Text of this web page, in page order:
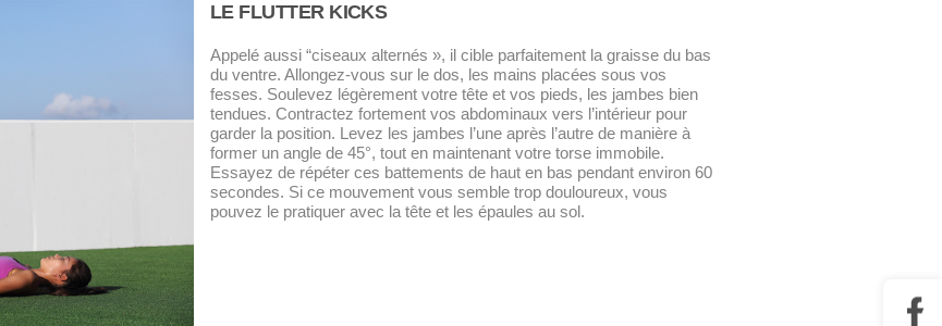
LE FLUTTER KICKS
Appelé aussi “ciseaux alternés », il cible parfaitement la graisse du bas
du ventre. Allongez-vous sur le dos, les mains placées sous vos
fesses. Soulevez légèrement votre tête et vos pieds, les jambes bien
tendues. Contractez fortement vos abdominaux vers l’intérieur pour
garder la position. Levez les jambes l’une après l’autre de manière à
former un angle de 45°, tout en maintenant votre torse immobile.
Essayez de répéter ces battements de haut en bas pendant environ 60
secondes. Si ce mouvement vous semble trop douloureux, vous
pouvez le pratiquer avec la tête et les épaules au sol.